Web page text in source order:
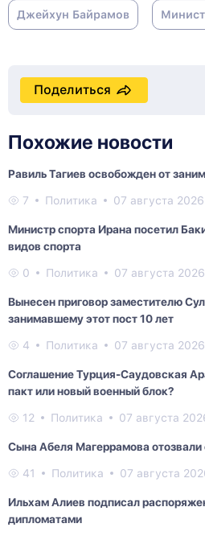
Джейхун Байрамов
Поделиться
Похожие новости
Равиль Тагиев освобожден от
7 Политика 07 августа 2026
Министр спорта Ирана посетил
видов спорта
0 Политика 07 августа 2026
Вынесен приговор заместителю
занимавшему этот пост 10 лет
4 Политика 07 августа 2026
Соглашение Турция-Саудовская
пакт или новый военный блок?
12 Политика 07 августа
Сына Абеля Магеррамова отозвали
41 Политика 07 августа
Ильхам Алиев подписал
дипломатами